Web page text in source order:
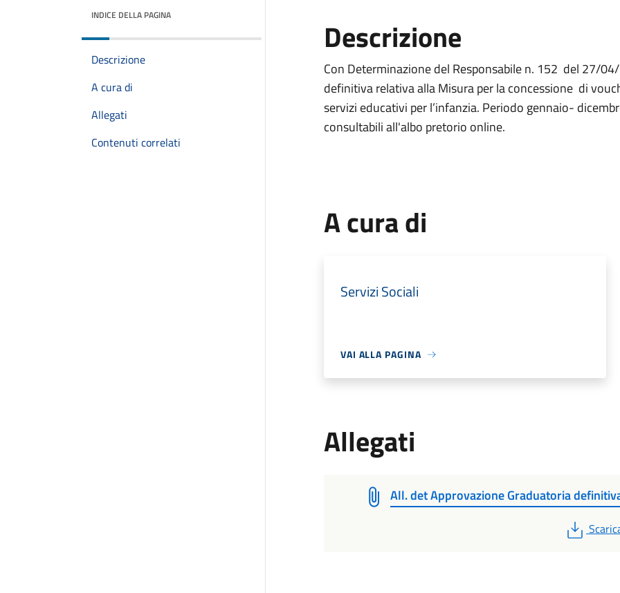
INDICE DELLA PAGINA
Descrizione
A cura di
Allegati
Contenuti correlati
Descrizione
Con Determinazione del Responsabile n. 152 del 27/
definitiva relativa alla Misura per la concessione di
servizi educativi per l’infanzia. Periodo gennaio-
consultabili all'albo pretorio online.
A cura di
Servizi Sociali
VAI ALLA PAGINA
Allegati
All. det Approvazione Graduatoria
PDF